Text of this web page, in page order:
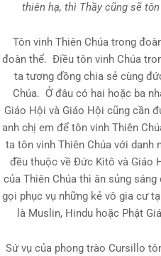
thiên hạ, thì Thầy cũng sẽ
Tôn vinh Thiên Chúa trong
đoàn thể. Điều tôn vinh Chúa
ta tương đồng chia sẻ cùng
Chúa. Ở đâu có hai hoặc ba
Giáo Hội và Giáo Hội cũng cần
anh chị em để tôn vinh Thiên
ta tôn vinh Thiên Chúa với
đều thuộc về Đức Kitô và Giáo
của Thiên Chúa thì ân sủng
gọi phục vụ những kẻ vô gia cư
là Muslin, Hindu hoặc Phật
Sứ vụ của phong trào Cursillo